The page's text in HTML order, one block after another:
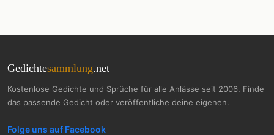
Gedichtesammlung.net
Kostenlose Gedichte und Sprüche für alle Anlässe seit 2006. Finde
das passende Gedicht oder veröffentliche deine eigenen.
Folge uns auf Facebook